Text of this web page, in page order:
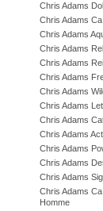
Chris Adams
Chris Adams
Chris Adams
Chris Adams
Chris Adams
Chris Adams
Chris Adams
Chris Adams
Chris Adams
Chris Adams
Chris Adams
Chris Adams
Chris Adams
Chris Adams
Homme